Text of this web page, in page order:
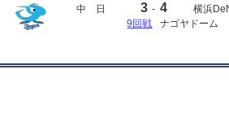
中 日 3 - 4
横浜
9回戦
ナゴヤドーム